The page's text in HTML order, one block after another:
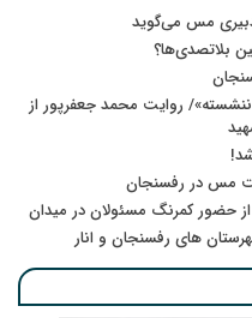
مس می‌گوید
بلاتصدی‌ها؟
روایت محمد جعفرپور از
مس در رفسنجان
از حضور کمرنگ مسئولان در میدان
های رفسنجان و انار